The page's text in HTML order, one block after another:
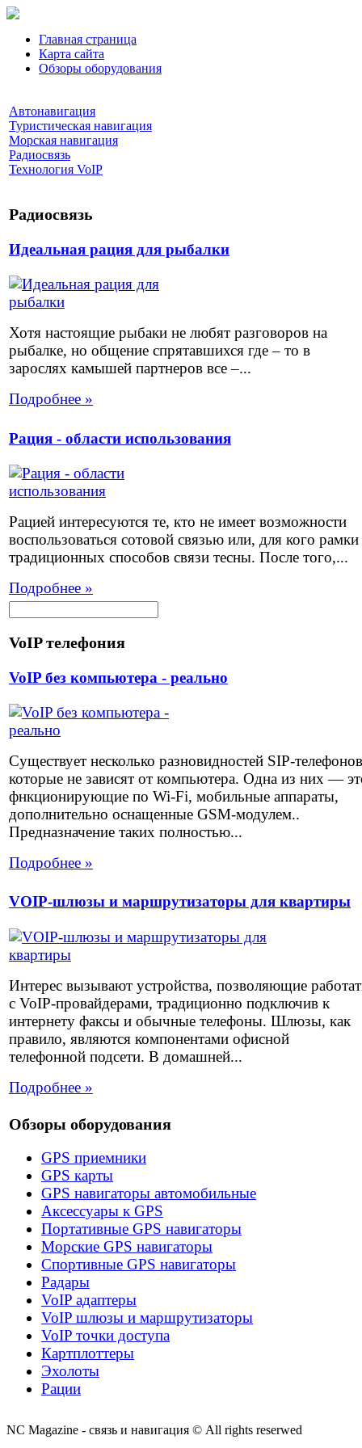
Главная страница
Карта сайта
Обзоры оборудования
Автонавигация
Туристическая навигация
Морская навигация
Радиосвязь
Технология VoIP
Радиосвязь
Идеальная рация для рыбалки
Хотя настоящие рыбаки не любят разговоров на
рыбалке, но общение спрятавшихся где – то в
зарослях камышей партнеров все –...
Подробнее »
Рация - области использования
Рацией интересуются те, кто не имеет возможности
воспользоваться сотовой связью или, для кого рамки
традиционных способов связи тесны. После того,...
Подробнее »
VoIP телефония
VoIP без компьютера - реально
Существует несколько разновидностей SIP-телефонов
которые не зависят от компьютера. Одна из них —
фнкционирующие по Wi-Fi, мобильные аппараты,
дополнительно оснащенные GSM-модулем..
Предназначение таких полностью...
Подробнее »
VOIP-шлюзы и маршрутизаторы для квартиры
Интерес вызывают устройства, позволяющие
с VoIP-провайдерами, традиционно подключив к
интернету факсы и обычные телефоны. Шлюзы, как
правило, являются компонентами офисной
телефонной подсети. В домашней...
Подробнее »
Обзоры оборудования
GPS приемники
GPS карты
GPS навигаторы автомобильные
Аксессуары к GPS
Портативные GPS навигаторы
Морские GPS навигаторы
Спортивные GPS навигаторы
Радары
VoIP адаптеры
VoIP шлюзы и маршрутизаторы
VoIP точки доступа
Картплоттеры
Эхолоты
Рации
NC Magazine - связь и навигация © All rights reserwed